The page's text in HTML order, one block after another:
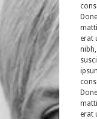
erat
erat